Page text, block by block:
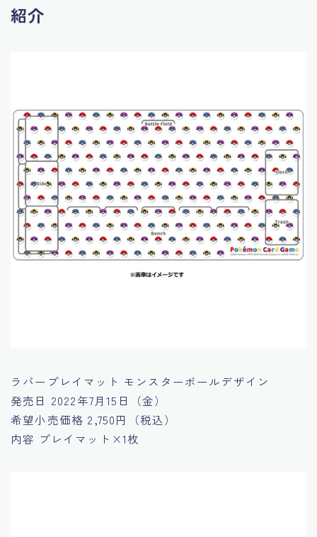
紹介
ラバープレイマット モンスターボールデザイン
発売日 2022年7月15日（金）
希望小売価格 2,750円（税込）
内容 プレイマット×1枚